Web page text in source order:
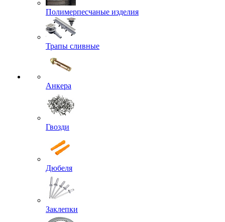
Полимерпесчаные изделия
Трапы сливные
Анкера
Гвозди
Дюбеля
Заклепки